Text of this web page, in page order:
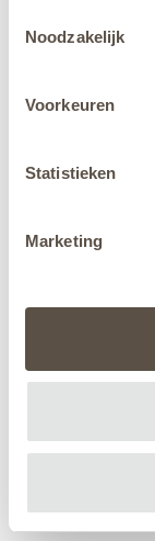
jehier.
Noodzakelijk
Voorkeuren
Statistieken
Marketing